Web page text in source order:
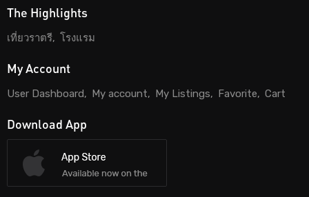
The Highlights
เที่ยวราตรี โรงแรม
My Account
User Dashboard My account My Listings Favorite Cart
Download App